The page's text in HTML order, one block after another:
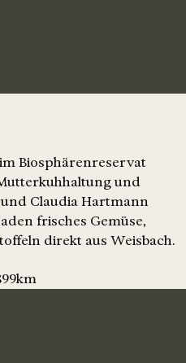
Biosphärenreservat
und
Claudia Hartmann
frisches Gemüse,
direkt aus Weisbach.